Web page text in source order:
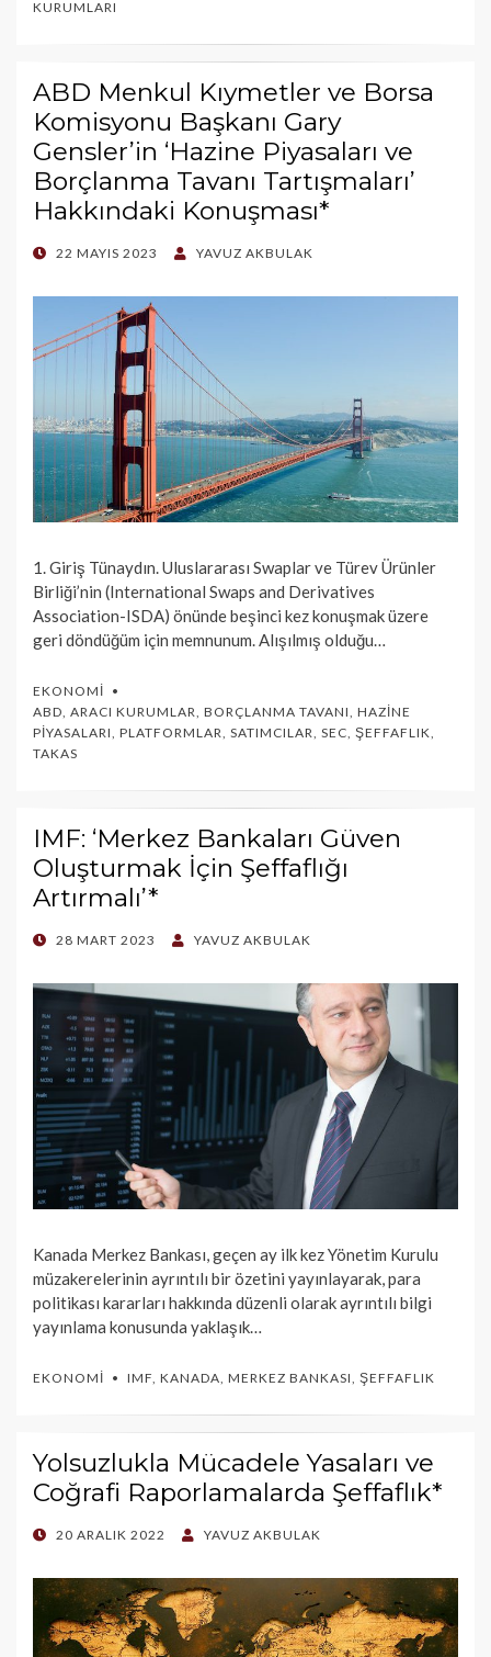
KURUMLARI
ABD Menkul Kıymetler ve Borsa
Komisyonu Başkanı Gary
Gensler’in ‘Hazine Piyasaları ve
Borçlanma Tavanı Tartışmaları’
Hakkındaki Konuşması*
POSTED
22 MAYIS 2023 YAVUZ AKBULAK
1. Giriş Tünaydın. Uluslararası Swaplar ve Türev Ürünler
Birliği’nin (International Swaps and Derivatives
Association-ISDA) önünde beşinci kez konuşmak üzere
geri döndüğüm için memnunum. Alışılmış olduğu…
EKONOMI
ABD, ARACI KURUMLAR, BORÇLANMA TAVANI, HAZINE
PIYASALARI, PLATFORMLAR, SATIMCILAR, SEC, ŞEFFAFLIK,
TAKAS
IMF: ‘Merkez Bankaları Güven
Oluşturmak İçin Şeffaflığı
Artırmalı’*
POSTED
28 MART 2023 YAVUZ AKBULAK
Kanada Merkez Bankası, geçen ay ilk kez Yönetim Kurulu
müzakerelerinin ayrıntılı bir özetini yayınlayarak, para
politikası kararları hakkında düzenli olarak ayrıntılı bilgi
yayınlama konusunda yaklaşık…
EKONOMI IMF KANADA MERKEZ BANKASI ŞEFFAFLIK
Yolsuzlukla Mücadele Yasaları ve
Coğrafi Raporlamalarda Şeffaflık*
POSTED
20 ARALIK 2022 YAVUZ AKBULAK